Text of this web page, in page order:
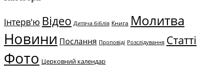
Інтерв'ю Відео Дитяча біблія Книга Молитва
Новини Послання Проповіді Розслідування Статті
Фото Церковний календар